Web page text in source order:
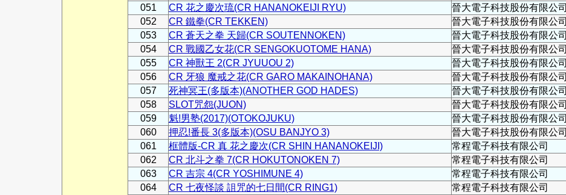
051
CR 花之慶次琉(CR HANANOKEIJI RYU) 晉大電子科技股份有限公司
052
CR 鐵拳(CR TEKKEN) 晉大電子科技股份有限公司
053
CR 蒼天之拳 天歸(CR SOUTENNOKEN) 晉大電子科技股份有限公司
054
CR 戰國乙女花(CR SENGOKUOTOME HANA) 晉大電子科技股份有限公司
055
CR 神獸王 2(CR JYUUOU 2) 晉大電子科技股份有限公司
056
CR 牙狼 魔戒之花(CR GARO MAKAINOHANA) 晉大電子科技股份有限公司
057
死神冥王(多版本)(ANOTHER GOD HADES) 晉大電子科技股份有限公司
058
SLOT咒怨(JUON) 晉大電子科技股份有限公司
059
魁!男塾(2017)(OTOKOJUKU) 晉大電子科技股份有限公司
060
押忍!番長 3(多版本)(OSU BANJYO 3) 晉大電子科技股份有限公司
061
框體版-CR 真 花之慶次(CR SHIN HANANOKEIJI) 常程電子科技有限公司
062
CR 北斗之拳 7(CR HOKUTONOKEN 7) 常程電子科技有限公司
063
CR 吉宗 4(CR YOSHIMUNE 4) 常程電子科技有限公司
064
CR 七夜怪談 詛咒的七日間(CR RING1) 常程電子科技有限公司